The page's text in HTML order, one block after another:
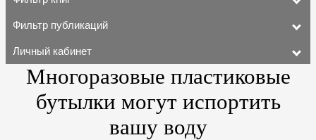
Фильтр публикаций
Личный кабинет
Многоразовые пластиковые
бутылки могут испортить
вашу воду